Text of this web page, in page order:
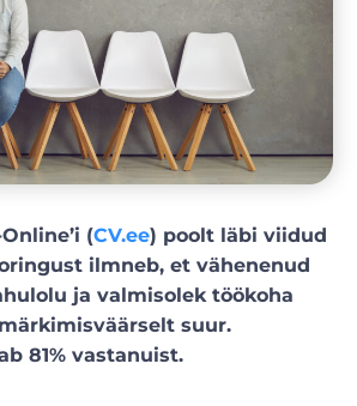
(CV.ee) poolt läbi viidud
ilmneb, et vähenenud
ja valmisolek töökoha
suur.
81% vastanuist.